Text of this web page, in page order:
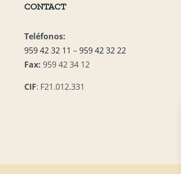
CONTACT
Teléfonos:
959 42 32 11 –959 42 32 22
Fax: 959 42 34 12
CIF: F21.012.331